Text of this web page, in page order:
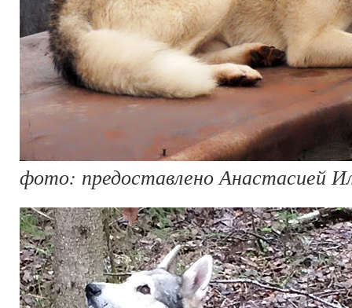
фото: предоставлено Анастасией